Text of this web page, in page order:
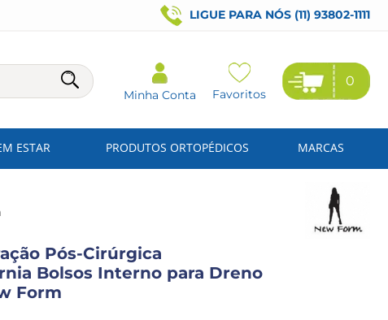
LIGUE PARA NÓS (11) 93802-1111
Minha Conta Favoritos
0
ESTAR PRODUTOS ORTOPÉDICOS MARCAS
Pós-Cirúrgica
Bolsos Interno para Dreno
Form